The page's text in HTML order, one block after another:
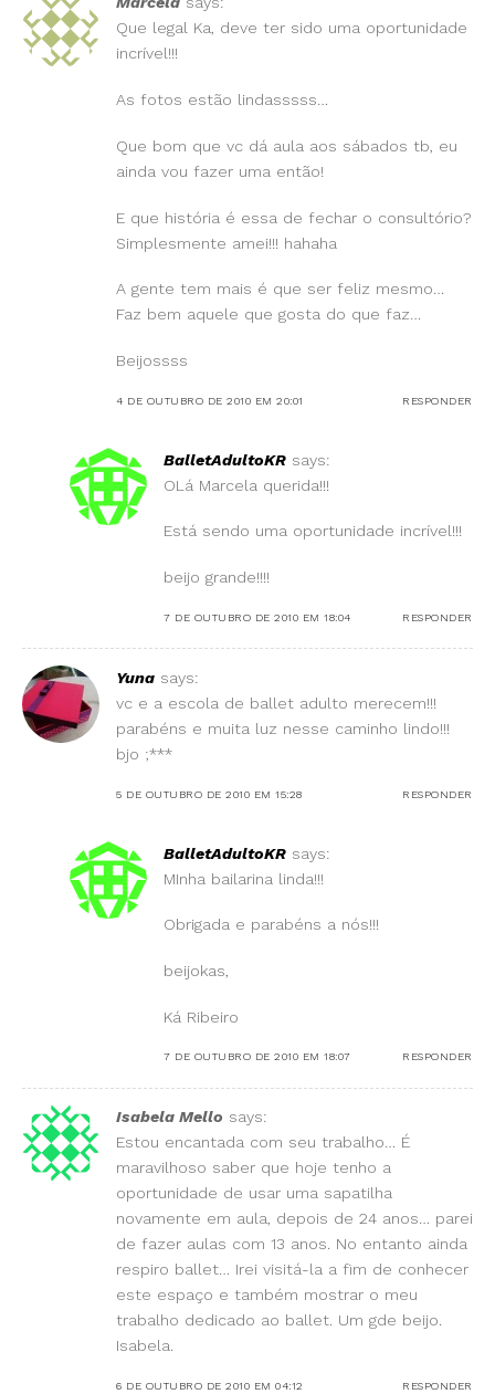
Que legal Ka, deve ter sido uma oportunidade
incrível!!!
As fotos estão lindasssss…
Que bom que vc dá aula aos sábados tb, eu
ainda vou fazer uma então!
E que história é essa de fechar o consultório?
Simplesmente amei!!! hahaha
A gente tem mais é que ser feliz mesmo…
Faz bem aquele que gosta do que faz…
Beijossss
4 DE OUTUBRO DE 2010 EM 20:01 RESPONDER
BalletAdultoKR says:
OLá Marcela querida!!!
Está sendo uma oportunidade incrível!!!
beijo grande!!!!
7 DE OUTUBRO DE 2010 EM 18:04 RESPONDER
Yuna says:
vc e a escola de ballet adulto merecem!!!
parabéns e muita luz nesse caminho lindo!!!
bjo ;***
5 DE OUTUBRO DE 2010 EM 15:28 RESPONDER
BalletAdultoKR says:
MInha bailarina linda!!!
Obrigada e parabéns a nós!!!
beijokas,
Ká Ribeiro
7 DE OUTUBRO DE 2010 EM 18:07 RESPONDER
Isabela Mello says:
Estou encantada com seu trabalho… É
maravilhoso saber que hoje tenho a
oportunidade de usar uma sapatilha
novamente em aula, depois de 24 anos… parei
de fazer aulas com 13 anos. No entanto ainda
respiro ballet… Irei visitá-la a fim de conhecer
este espaço e também mostrar o meu
trabalho dedicado ao ballet. Um gde beijo.
Isabela.
6 DE OUTUBRO DE 2010 EM 04:12 RESPONDER